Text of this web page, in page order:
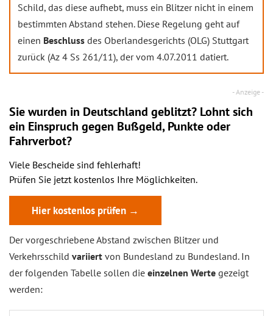
Schild, das diese aufhebt, muss ein Blitzer nicht in einem
bestimmten Abstand stehen. Diese Regelung geht auf
einen Beschluss des Oberlandesgerichts (OLG) Stuttgart
zurück (Az 4 Ss 261/11), der vom 4.07.2011 datiert.
Sie wurden in Deutschland geblitzt? Lohnt sich
ein Einspruch gegen Bußgeld, Punkte oder
Fahrverbot?
Viele Bescheide sind fehlerhaft!
Prüfen Sie jetzt kostenlos Ihre Möglichkeiten.
Hier kostenlos prüfen →
Der vorgeschriebene Abstand zwischen Blitzer und
Verkehrsschild variiert von Bundesland zu Bundesland. In
der folgenden Tabelle sollen die einzelnen Werte gezeigt
werden: